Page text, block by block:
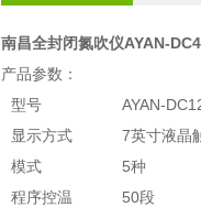
南昌全封闭氮吹仪AYAN-
产品参数：
型号
AYAN-
显示方式
7英寸液晶
模式
5种
程序控温
50段